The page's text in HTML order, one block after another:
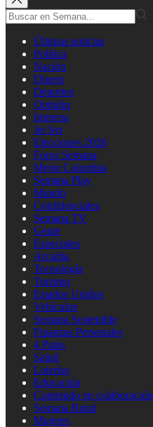
Últimas noticias
Política
Nación
Dinero
Deportes
Opinión
Impresa
Jet Set
Elecciones 2026
Foros Semana
Mejor Colombia
Semana Play
Mundo
Confidenciales
Semana TV
Gente
Especiales
Arcadia
Tecnología
Turismo
Estados Unidos
Vehículos
Semana Sostenible
Finanzas Personales
4 Patas
Salud
Loterías
Educación
Contenido en colaboración
Semana Rural
Mujeres